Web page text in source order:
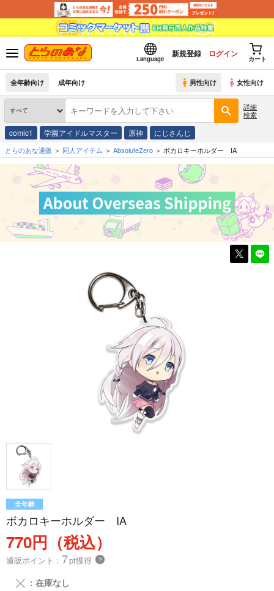
Language
新規登録 ログイン
カート
全年齢向け 成年向け 男性向け 女性向け
詳細
検索
comic1 学園アイドルマスター 原神 にじさんじ
とらのあな通販 同人アイテム AbsoluteZero ボカロキーホルダー IA
全年齢
ボカロキーホルダー IA
770円（税込）
通販ポイント： 7pt獲得 ？
╳ ：在庫なし